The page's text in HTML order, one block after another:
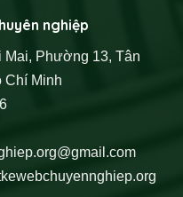
nghiệp
Phường 13, Tân
Chí Minh